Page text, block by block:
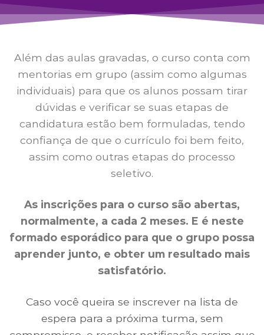
Além das aulas gravadas, o curso conta com
mentorias em grupo (assim como algumas
individuais) para que os alunos possam tirar
dúvidas e verificar se suas etapas de
candidatura estão bem formuladas, tendo
confiança de que o currículo foi bem feito,
assim como outras etapas do processo
seletivo.
As inscrições para o curso são abertas,
normalmente, a cada 2 meses. E é neste
formado esporádico para que o grupo possa
aprender junto, e obter um resultado mais
satisfatório.
Caso você queira se inscrever na lista de
espera para a próxima turma, sem